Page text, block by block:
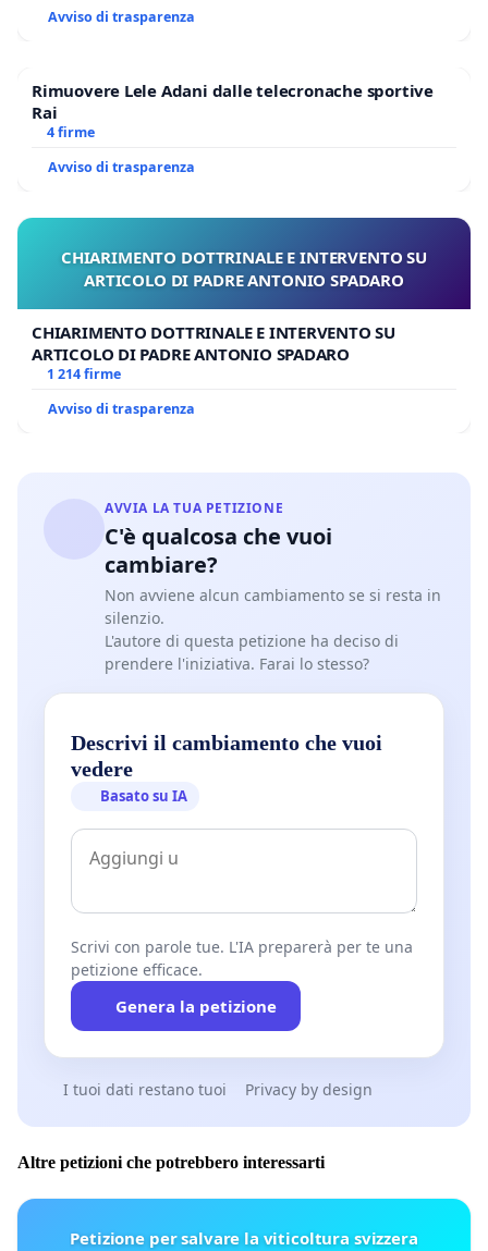
Avviso di trasparenza
Rimuovere Lele Adani dalle telecronache sportive
Rai
4 firme
Avviso di trasparenza
CHIARIMENTO DOTTRINALE E INTERVENTO SU
ARTICOLO DI PADRE ANTONIO SPADARO
CHIARIMENTO DOTTRINALE E INTERVENTO SU
ARTICOLO DI PADRE ANTONIO SPADARO
1 214 firme
Avviso di trasparenza
AVVIA LA TUA PETIZIONE
C'è qualcosa che vuoi
cambiare?
Non avviene alcun cambiamento se si resta in
silenzio.
L'autore di questa petizione ha deciso di
prendere l'iniziativa. Farai lo stesso?
Descrivi il cambiamento che vuoi
vedere
Basato su IA
Scrivi con parole tue. L'IA preparerà per te una
petizione efficace.
Genera la petizione
I tuoi dati restano tuoi Privacy by design
Altre petizioni che potrebbero interessarti
Petizione per salvare la viticoltura svizzera